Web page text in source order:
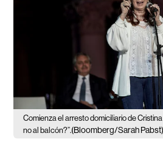
Comienza el arresto domiciliario de
no al balcón?”.(Bloomberg/Sarah Pabst)